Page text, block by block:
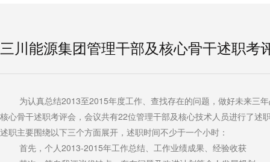
三川能源集团管理干部及核心骨干述职考
为认真总结2013至2015年度工作、查找存在的问题，做好未来三年
核心骨干述职考评会，会议共有22位管理干部及核心技术人员进行了述
述职主要围绕以下三个方面展开，述职时间不少于一个小时：
首先，个人2013-2015年工作总结、工作业绩成果、经验收获